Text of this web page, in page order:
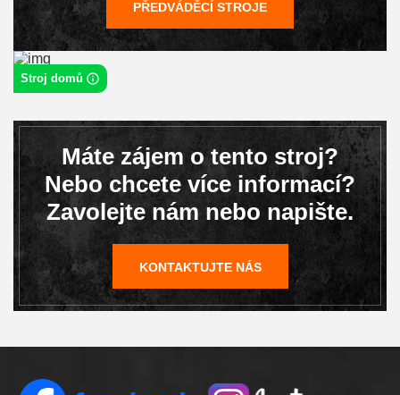
PŘEDVÁDĚCÍ STROJE
Stroj domů
Máte zájem o tento stroj?
Nebo chcete více informací?
Zavolejte nám nebo napište.
KONTAKTUJTE NÁS